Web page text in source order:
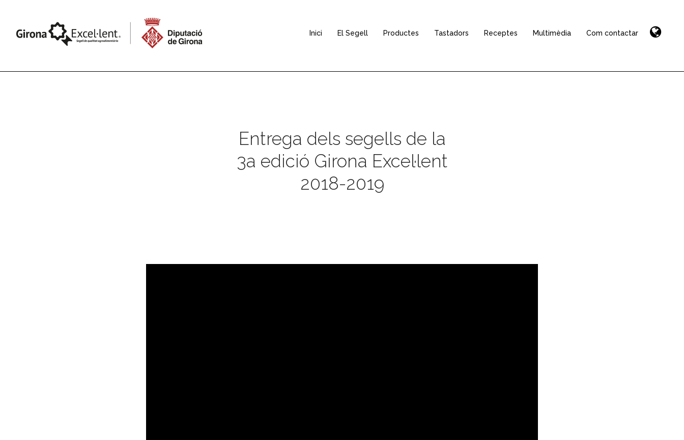
Inici El Segell Productes Tastadors Receptes Multimèdia Com contactar
Entrega dels segells de la
3a edició Girona Excel·lent
2018-2019